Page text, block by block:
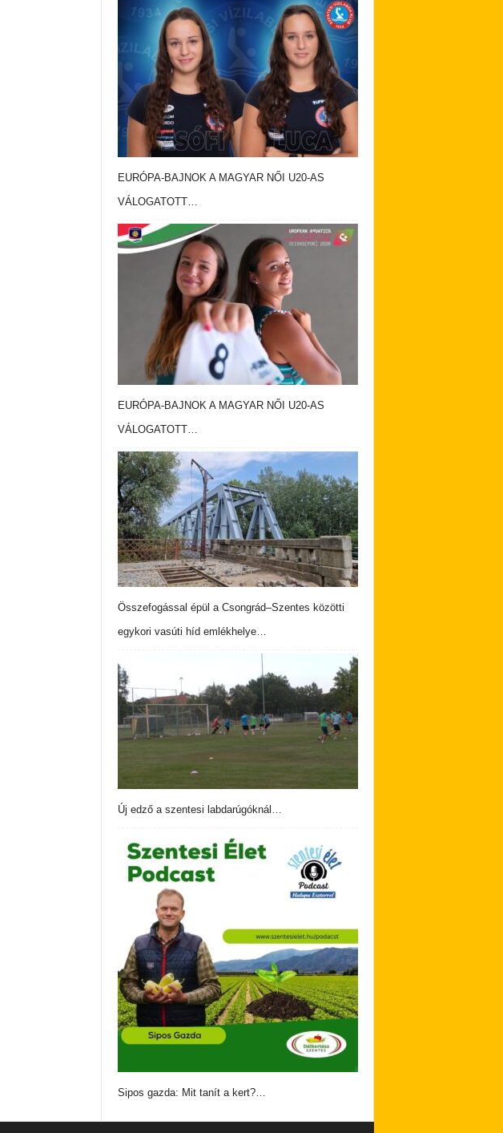
EURÓPA-BAJNOK A MAGYAR NŐI U20-AS
VÁLOGATOTT…
EURÓPA-BAJNOK A MAGYAR NŐI U20-AS
VÁLOGATOTT…
Összefogással épül a Csongrád–Szentes közötti
egykori vasúti híd emlékhelye…
Új edző a szentesi labdarúgóknál…
Sipos gazda: Mit tanít a kert?…